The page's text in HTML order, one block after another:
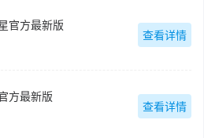
官方最新版
查看详情
方最新版
查看详情